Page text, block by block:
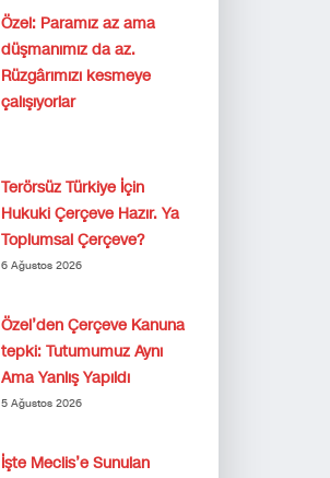
Özel: Paramız az ama
düşmanımız da az.
Rüzgârımızı kesmeye
çalışıyorlar
Terörsüz Türkiye İçin
Hukuki Çerçeve Hazır. Ya
Toplumsal Çerçeve?
6 Ağustos 2026
Özel’den Çerçeve Kanuna
tepki: Tutumumuz Aynı
Ama Yanlış Yapıldı
5 Ağustos 2026
İşte Meclis’e Sunulan